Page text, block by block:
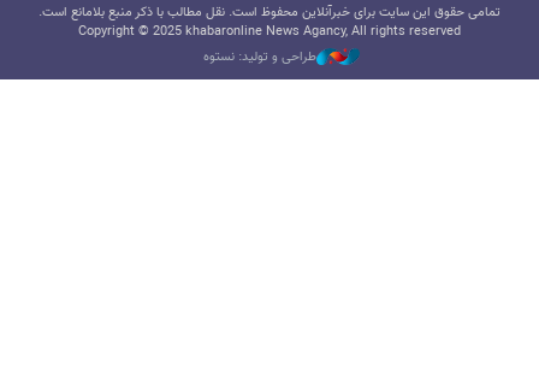
تمامی حقوق این سایت برای خبرآنلاین محفوظ است. نقل مطالب با ذکر منبع بلامانع است.
Copyright © 2025 khabaronline News Agancy, All rights reserved
طراحی و تولید: نستوه